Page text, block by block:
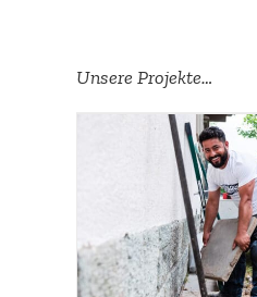
Unsere Projekte…